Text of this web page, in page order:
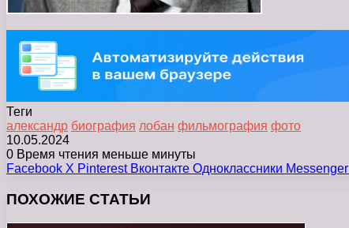
Теги
александр биография лобан фильмография фото
10.05.2024
0 Время чтения меньше минуты
Facebook X Pinterest Вконтакте Одноклассники Messenger
ПОХОЖИЕ СТАТЬИ